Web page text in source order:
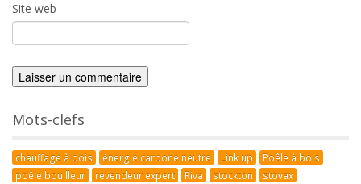
Site web
Mots-clefs
chauffage à bois énergie carbone neutre Link up
Poêle à bois
poêle bouilleur
revendeur expert Riva stockton stovax